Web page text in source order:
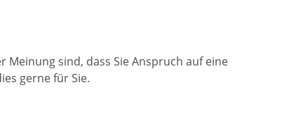
sind, dass Sie Anspruch auf eine
gerne für Sie.